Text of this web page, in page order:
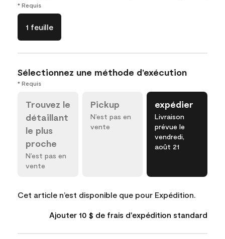
* Requis
1 feuille
Sélectionnez une méthode d’exécution
* Requis
Trouvez le
détaillant
le plus
proche
N’est pas en
vente
Pickup
N’est pas en
vente
expédier
Livraison
prévue le
vendredi,
août 21
Cet article n’est disponible que pour Expédition.
Ajouter 10 $ de frais d'expédition standard